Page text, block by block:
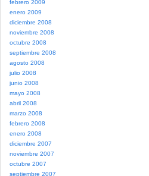
febrero 2009
enero 2009
diciembre 2008
noviembre 2008
octubre 2008
septiembre 2008
agosto 2008
julio 2008
junio 2008
mayo 2008
abril 2008
marzo 2008
febrero 2008
enero 2008
diciembre 2007
noviembre 2007
octubre 2007
septiembre 2007